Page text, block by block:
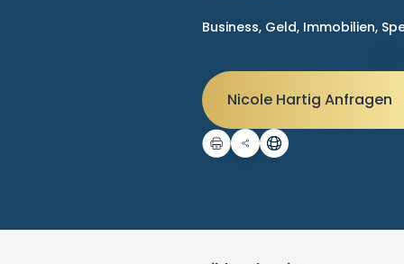
Business, Geld, Immobilien,
Nicole Hartig Anfragen